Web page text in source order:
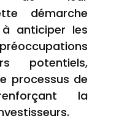
démarche
anticiper les
potentiels,
processus de
la